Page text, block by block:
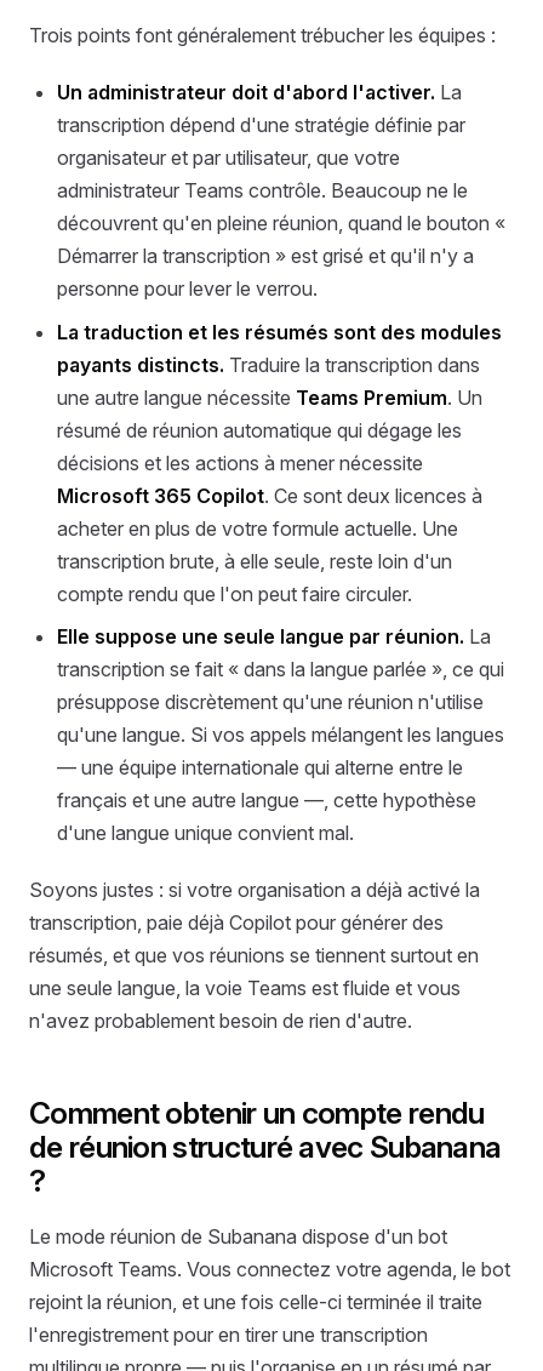
Trois points font généralement trébucher les équipes :
Un administrateur doit d'abord l'activer. La
transcription dépend d'une stratégie définie par
organisateur et par utilisateur, que votre
administrateur Teams contrôle. Beaucoup ne le
découvrent qu'en pleine réunion, quand le bouton «
Démarrer la transcription » est grisé et qu'il n'y a
personne pour lever le verrou.
La traduction et les résumés sont des modules
payants distincts. Traduire la transcription dans
une autre langue nécessite Teams Premium. Un
résumé de réunion automatique qui dégage les
décisions et les actions à mener nécessite
Microsoft 365 Copilot. Ce sont deux licences à
acheter en plus de votre formule actuelle. Une
transcription brute, à elle seule, reste loin d'un
compte rendu que l'on peut faire circuler.
Elle suppose une seule langue par réunion. La
transcription se fait « dans la langue parlée », ce qui
présuppose discrètement qu'une réunion n'utilise
qu'une langue. Si vos appels mélangent les langues
— une équipe internationale qui alterne entre le
français et une autre langue —, cette hypothèse
d'une langue unique convient mal.
Soyons justes : si votre organisation a déjà activé la
transcription, paie déjà Copilot pour générer des
résumés, et que vos réunions se tiennent surtout en
une seule langue, la voie Teams est fluide et vous
n'avez probablement besoin de rien d'autre.
Comment obtenir un compte rendu
de réunion structuré avec Subanana
?
Le mode réunion de Subanana dispose d'un bot
Microsoft Teams. Vous connectez votre agenda, le bot
rejoint la réunion, et une fois celle-ci terminée il traite
l'enregistrement pour en tirer une transcription